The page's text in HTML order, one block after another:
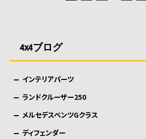
送
り
4x4ブログ
インテリアパーツ
ランドクルーザー250
メルセデスベンツGクラス
ディフェンダー